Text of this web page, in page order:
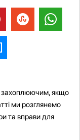
захоплюючим, якщо
ми розглянемо
та вправи для